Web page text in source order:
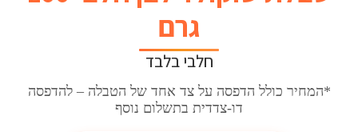
גרם
חלבי בלבד
*המחיר כולל הדפסה על צד אחד של הטבלה – להדפסה
דו-צדדית בתשלום נוסף